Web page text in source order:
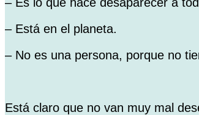
– Está en el planeta.
– No es una persona, porque no
Está claro que no van muy mal